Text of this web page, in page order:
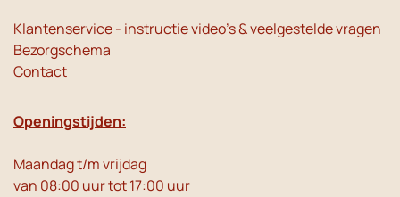
Klantenservice - instructie video's & veelgestelde vragen
Bezorgschema
Contact
Openingstijden:
Maandag t/m vrijdag
van 08:00 uur tot 17:00 uur